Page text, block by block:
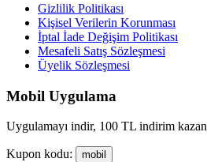
Gizlilik Politikası
Kişisel Verilerin Korunması
İptal İade Değişim Politikası
Mesafeli Satış Sözleşmesi
Üyelik Sözleşmesi
Mobil Uygulama
Uygulamayı indir, 100 TL indirim kazan
Kupon kodu: mobil